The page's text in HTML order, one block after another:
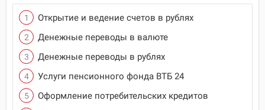
Открытие и ведение счетов в рублях
Денежные переводы в валюте
Денежные переводы в рублях
Услуги пенсионного фонда ВТБ 24
Оформление потребительских кредитов